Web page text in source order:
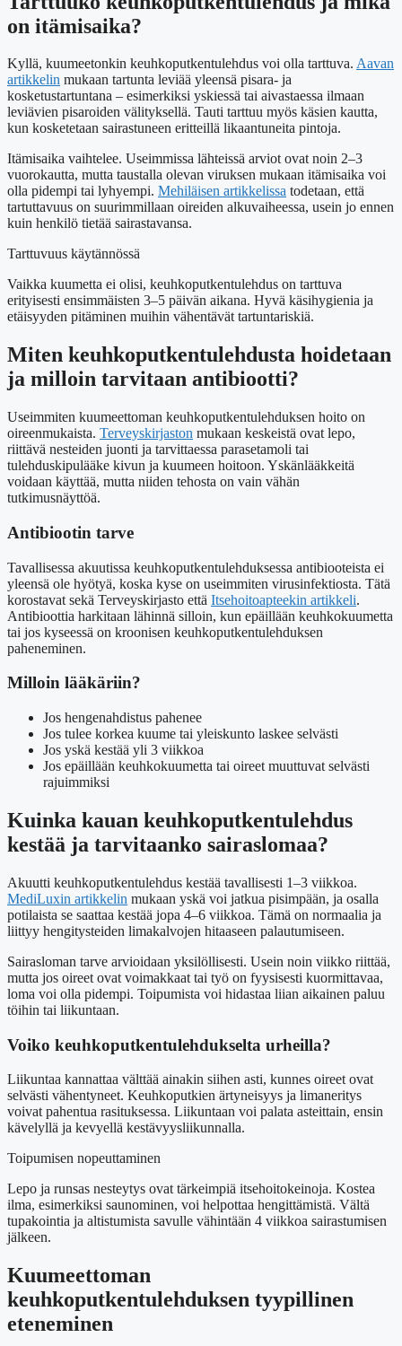
on itämisaika?
Kyllä, kuumeetonkin keuhkoputkentulehdus voi olla tarttuva. Aavan
artikkelin mukaan tartunta leviää yleensä pisara- ja
kosketustartuntana – esimerkiksi yskiessä tai aivastaessa ilmaan
leviävien pisaroiden välityksellä. Tauti tarttuu myös käsien kautta,
kun kosketetaan sairastuneen eritteillä likaantuneita pintoja.
Itämisaika vaihtelee. Useimmissa lähteissä arviot ovat noin 2–3
vuorokautta, mutta taustalla olevan viruksen mukaan itämisaika voi
olla pidempi tai lyhyempi. Mehiläisen artikkelissa todetaan, että
tartuttavuus on suurimmillaan oireiden alkuvaiheessa, usein jo ennen
kuin henkilö tietää sairastavansa.
Tarttuvuus käytännössä
Vaikka kuumetta ei olisi, keuhkoputkentulehdus on tarttuva
erityisesti ensimmäisten 3–5 päivän aikana. Hyvä käsihygienia ja
etäisyyden pitäminen muihin vähentävät tartuntariskiä.
Miten keuhkoputkentulehdusta hoidetaan
ja milloin tarvitaan antibiootti?
Useimmiten kuumeettoman keuhkoputkentulehduksen hoito on
oireenmukaista. Terveyskirjaston mukaan keskeistä ovat lepo,
riittävä nesteiden juonti ja tarvittaessa parasetamoli tai
tulehduskipulääke kivun ja kuumeen hoitoon. Yskänlääkkeitä
voidaan käyttää, mutta niiden tehosta on vain vähän
tutkimusnäyttöä.
Antibiootin tarve
Tavallisessa akuutissa keuhkoputkentulehduksessa antibiooteista ei
yleensä ole hyötyä, koska kyse on useimmiten virusinfektiosta. Tätä
korostavat sekä Terveyskirjasto että Itsehoitoapteekin artikkeli.
Antibioottia harkitaan lähinnä silloin, kun epäillään keuhkokuumetta
tai jos kyseessä on kroonisen keuhkoputkentulehduksen
paheneminen.
Milloin lääkäriin?
Jos hengenahdistus pahenee
Jos tulee korkea kuume tai yleiskunto laskee selvästi
Jos yskä kestää yli 3 viikkoa
Jos epäillään keuhkokuumetta tai oireet muuttuvat selvästi
rajuimmiksi
Kuinka kauan keuhkoputkentulehdus
kestää ja tarvitaanko sairaslomaa?
Akuutti keuhkoputkentulehdus kestää tavallisesti 1–3 viikkoa.
MediLuxin artikkelin mukaan yskä voi jatkua pisimpään, ja osalla
potilaista se saattaa kestää jopa 4–6 viikkoa. Tämä on normaalia ja
liittyy hengitysteiden limakalvojen hitaaseen palautumiseen.
Sairasloman tarve arvioidaan yksilöllisesti. Usein noin viikko riittää,
mutta jos oireet ovat voimakkaat tai työ on fyysisesti kuormittavaa,
loma voi olla pidempi. Toipumista voi hidastaa liian aikainen paluu
töihin tai liikuntaan.
Voiko keuhkoputkentulehdukselta urheilla?
Liikuntaa kannattaa välttää ainakin siihen asti, kunnes oireet ovat
selvästi vähentyneet. Keuhkoputkien ärtyneisyys ja limaneritys
voivat pahentua rasituksessa. Liikuntaan voi palata asteittain, ensin
kävelyllä ja kevyellä kestävyysliikunnalla.
Toipumisen nopeuttaminen
Lepo ja runsas nesteytys ovat tärkeimpiä itsehoitokeinoja. Kostea
ilma, esimerkiksi saunominen, voi helpottaa hengittämistä. Vältä
tupakointia ja altistumista savulle vähintään 4 viikkoa sairastumisen
jälkeen.
Kuumeettoman
keuhkoputkentulehduksen tyypillinen
eteneminen